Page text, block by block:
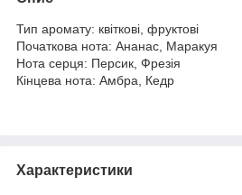
Тип аромату: квіткові, фруктові
Початкова нота: Ананас, Маракуя
Нота серця: Персик, Фрезія
Кінцева нота: Амбра, Кедр
Характеристики